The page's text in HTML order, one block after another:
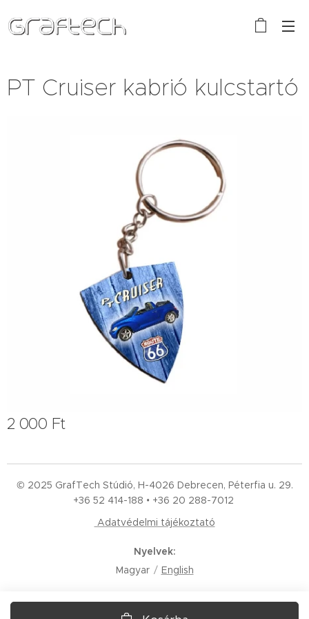
PT Cruiser kabrió kulcstartó
2 000 Ft
© 2025 GrafTech Stúdió, H-4026 Debrecen, Péterfia u. 29.
+36 52 414-188 • +36 20 288-7012
Adatvédelmi tájékoztató
Nyelvek
Magyar
English